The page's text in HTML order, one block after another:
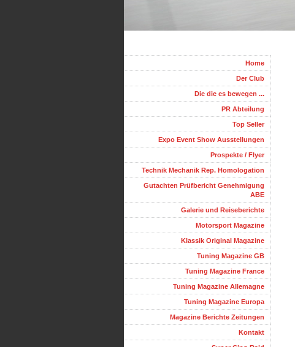
Home
Der Club
Die die es bewegen ...
PR Abteilung
Top Seller
Expo Event Show Ausstellungen
Prospekte / Flyer
Technik Mechanik Rep. Homologation
Gutachten Prüfbericht Genehmigung
ABE
Galerie und Reiseberichte
Motorsport Magazine
Klassik Original Magazine
Tuning Magazine GB
Tuning Magazine France
Tuning Magazine Allemagne
Tuning Magazine Europa
Magazine Berichte Zeitungen
Kontakt